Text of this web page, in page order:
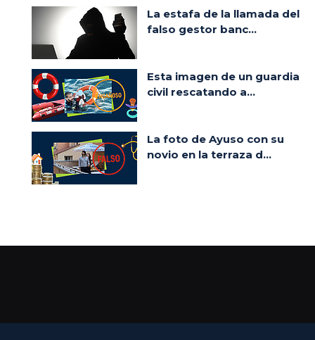
La estafa de la llamada del
falso gestor banc...
Esta imagen de un guardia
civil rescatando a...
La foto de Ayuso con su
novio en la terraza d...